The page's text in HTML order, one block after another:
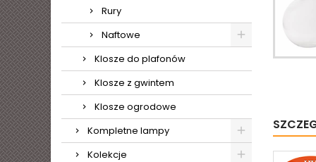
Rury
Naftowe
Klosze do plafonów
Klosze z gwintem
Klosze ogrodowe
Kompletne lampy
Kolekcje